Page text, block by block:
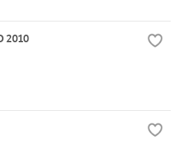
2010